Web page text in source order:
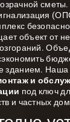
сметы.
объект от
зданием.
и
под ключ
и частных